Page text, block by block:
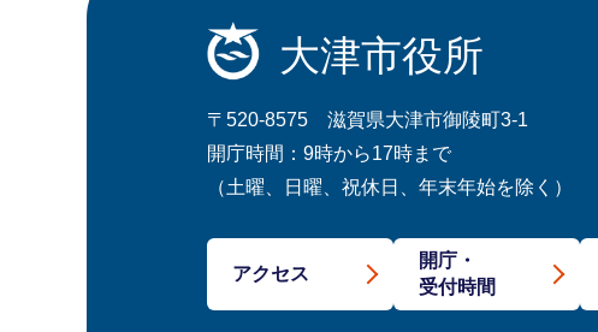
大津市役所
〒520-8575 滋賀県大津市御陵町3-1
開庁時間：9時から17時まで
（土曜、日曜、祝休日、年末年始を除く）
アクセス
開庁・
受付時間